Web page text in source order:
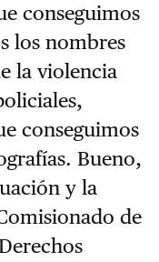
conseguimos
los nombres
la violencia
conseguimos
Bueno,
y la
de